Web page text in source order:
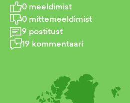
0 meeldimist
0 mittemeeldimist
9 postitust
19 kommentaari